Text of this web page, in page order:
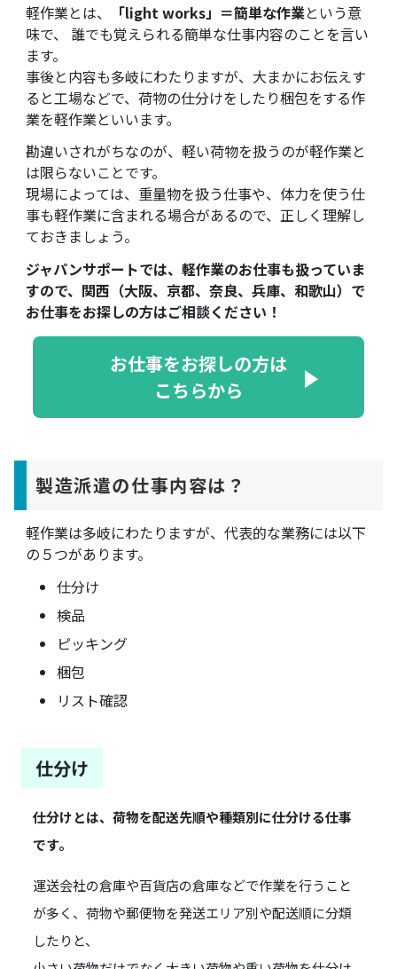
軽作業とは、 「light works」＝簡単な作業という意
味で、 誰でも覚えられる簡単な仕事内容のことを言い
ます。
事後と内容も多岐にわたりますが、大まかにお伝えす
ると工場などで、荷物の仕分けをしたり梱包をする作
業を軽作業といいます。
勘違いされがちなのが、軽い荷物を扱うのが軽作業と
は限らないことです。
現場によっては、重量物を扱う仕事や、体力を使う仕
事も軽作業に含まれる場合があるので、正しく理解し
ておきましょう。
ジャパンサポートでは、軽作業のお仕事も扱っていま
すので、関西（大阪、京都、奈良、兵庫、和歌山）で
お仕事をお探しの方はご相談ください！
お仕事をお探しの方は
こちらから
製造派遣の仕事内容は？
軽作業は多岐にわたりますが、代表的な業務には以下
の５つがあります。
仕分け
検品
ピッキング
梱包
リスト確認
仕分け
仕分けとは、荷物を配送先順や種類別に仕分ける仕事
です。
運送会社の倉庫や百貨店の倉庫などで作業を行うこと
が多く、荷物や郵便物を発送エリア別や配送順に分類
したりと、